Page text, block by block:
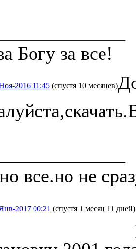
Богу за все!
2016 11:45 (спустя 10 месяцев)
все.но не
2017 00:21 (спустя 1 месяц 11 дней)